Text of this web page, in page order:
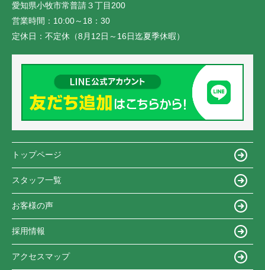
愛知県小牧市常普請３丁目200
営業時間： 10:00～18：30
定休日： 不定休（8月12日～16日迄夏季休暇）
トップページ
スタッフ一覧
お客様の声
採用情報
アクセスマップ